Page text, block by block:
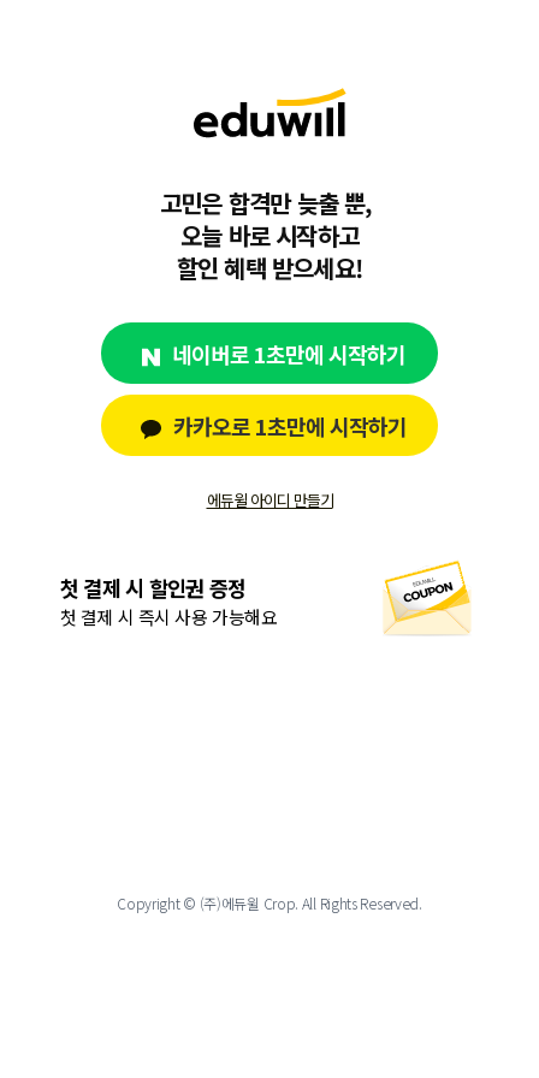
고민은 합격만 늦출 뿐,
오늘 바로 시작하고
할인 혜택 받으세요!
네이버로 1초만에 시작하기
카카오로 1초만에 시작하기
에듀윌 아이디 만들기
첫 결제 시 할인권 증정
첫 결제 시 즉시 사용 가능해요
Copyright © (주)에듀윌 Crop. All Rights Reserved.